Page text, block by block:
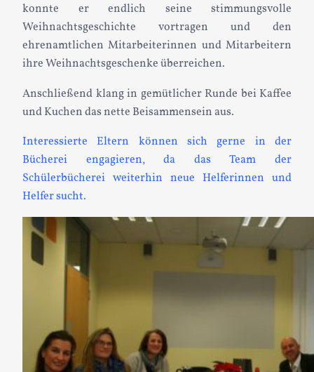
konnte er endlich seine stimmungsvolle
Weihnachtsgeschichte vortragen und den
ehrenamtlichen Mitarbeiterinnen und Mitarbeitern
ihre Weihnachtsgeschenke überreichen.
Anschließend klang in gemütlicher Runde bei Kaffee
und Kuchen das nette Beisammensein aus.
Interessierte Eltern können sich gerne in der
Bücherei engagieren, da das Team der
Schülerbücherei weiterhin neue Helferinnen und
Helfer sucht.